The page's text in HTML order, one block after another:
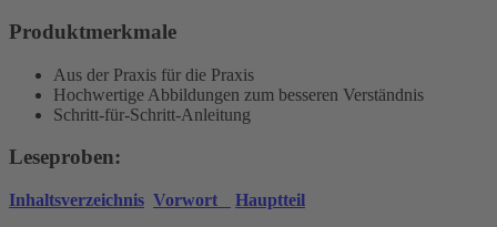
Produktmerkmale
Aus der Praxis für die Praxis
Hochwertige Abbildungen zum besseren Verständnis
Schritt-für-Schritt-Anleitung
Leseproben:
Inhaltsverzeichnis Vorwort
Hauptteil